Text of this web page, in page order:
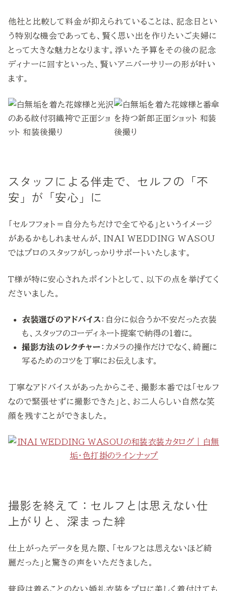
他社と比較して料金が抑えられていることは、記念日とい
う特別な機会であっても、賢く思い出を作りたいご夫婦に
とって大きな魅力となります。浮いた予算をその後の記念
ディナーに回すといった、賢いアニバーサリーの形が叶い
ます。
スタッフによる伴走で、セルフの「不
安」が「安心」に
「セルフフォト＝自分たちだけで全てやる」というイメージ
があるかもしれませんが、INAI WEDDING WASOU
ではプロのスタッフがしっかりサポートいたします。
T様が特に安心されたポイントとして、以下の点を挙げてく
ださいました。
衣装選びのアドバイス ：自分に似合うか不安だった衣装
も、スタッフのコーディネート提案で納得の1着に。
撮影方法のレクチャー ：カメラの操作だけでなく、綺麗に
写るためのコツを丁寧にお伝えします。
丁寧なアドバイスがあったからこそ、撮影本番では「セルフ
なので緊張せずに撮影できた」と、お二人らしい自然な笑
顔を残すことができました。
撮影を終えて：セルフとは思えない仕
上がりと、深まった絆
仕上がったデータを見た際、「セルフとは思えないほど綺
麗だった」と驚きの声をいただきました。
普段は着ることのない婚礼衣装をプロに美しく着付けても